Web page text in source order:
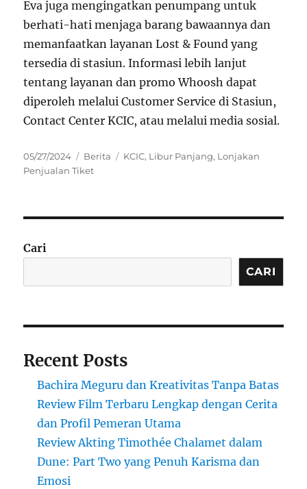
Eva juga mengingatkan penumpang untuk
berhati-hati menjaga barang bawaannya dan
memanfaatkan layanan Lost & Found yang
tersedia di stasiun. Informasi lebih lanjut
tentang layanan dan promo Whoosh dapat
diperoleh melalui Customer Service di Stasiun,
Contact Center KCIC, atau melalui media sosial.
Posted
on
05/27/2024 Categories
Berita Tags
KCIC, Libur Panjang, Lonjakan
Penjualan Tiket
Cari
CARI
Recent Posts
Bachira Meguru dan Kreativitas Tanpa Batas
Review Film Terbaru Lengkap dengan Cerita
dan Profil Pemeran Utama
Review Akting Timothée Chalamet dalam
Dune: Part Two yang Penuh Karisma dan
Emosi